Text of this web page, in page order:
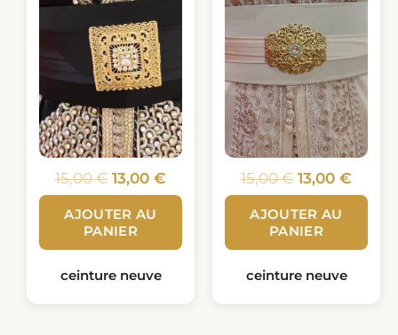
15,00€ 13,00 €
AJOUTER AU
PANIER
ceinture neuve
15,00€ 13,00 €
AJOUTER AU
PANIER
ceinture neuve